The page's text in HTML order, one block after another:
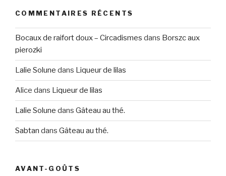
COMMENTAIRES RÉCENTS
Bocaux de raifort doux – Circadismes dans Borszc aux
pierozki
Lalie Solune dans Liqueur de lilas
Alice dans Liqueur de lilas
Lalie Solune dans Gâteau au thé.
Sabtan dans Gâteau au thé.
AVANT-GOÛTS